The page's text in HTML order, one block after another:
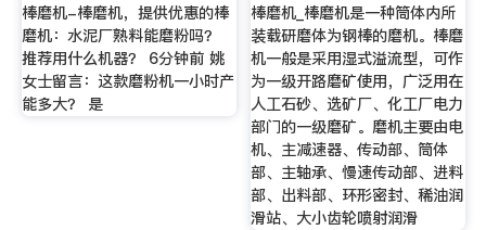
棒磨机-棒磨机，提供优惠的棒
磨机：水泥厂熟料能磨粉吗？
推荐用什么机器？ 6分钟前 姚
女士留言：这款磨粉机一小时产
能多大？ 是
棒磨机_棒磨机是一种筒体内所
装载研磨体为钢棒的磨机。棒磨
机一般是采用湿式溢流型，可作
为一级开路磨矿使用，广泛用在
人工石砂、选矿厂、化工厂电力
部门的一级磨矿。磨机主要由电
机、主减速器、传动部、筒体
部、主轴承、慢速传动部、进料
部、出料部、环形密封、稀油润
滑站、大小齿轮喷射润滑